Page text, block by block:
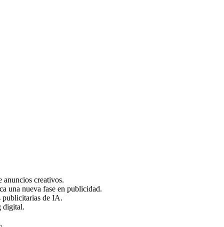
anuncios creativos.
una nueva fase en publicidad.
publicitarias de IA.
digital.